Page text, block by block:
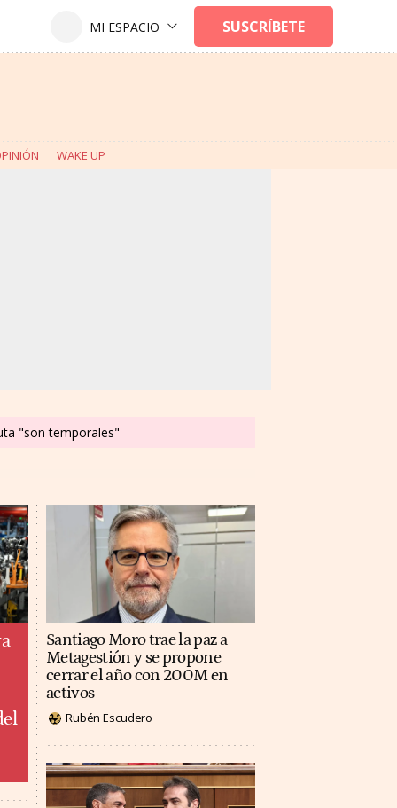
WAKE UP
"son temporales"
Santiago Moro trae la paz a
Metagestión y se propone
cerrar el año con 200M en
activos
Rubén Escudero